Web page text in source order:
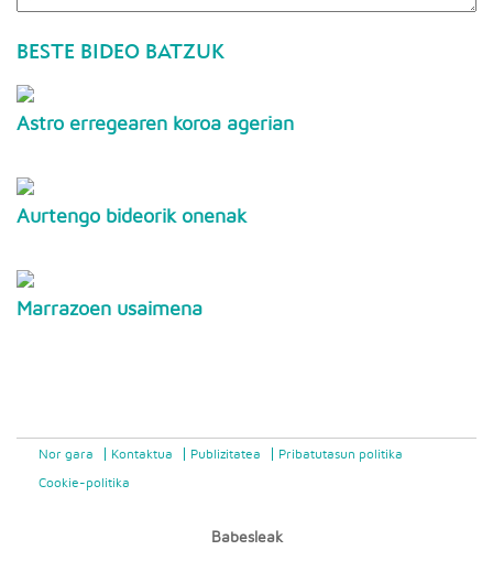
BESTE BIDEO BATZUK
Astro erregearen koroa agerian
Aurtengo bideorik onenak
Marrazoen usaimena
Nor gara Kontaktua Publizitatea Pribatutasun politika
Cookie-politika
Babesleak